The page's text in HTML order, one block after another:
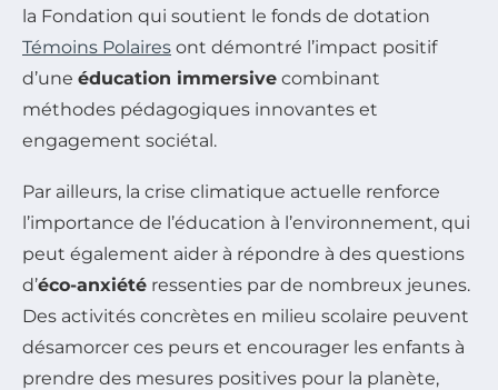
la Fondation qui soutient le fonds de dotation
Témoins Polaires ont démontré l’impact positif
d’une éducation immersive combinant
méthodes pédagogiques innovantes et
engagement sociétal.
Par ailleurs, la crise climatique actuelle renforce
l’importance de l’éducation à l’environnement, qui
peut également aider à répondre à des questions
d’éco-anxiété ressenties par de nombreux jeunes.
Des activités concrètes en milieu scolaire peuvent
désamorcer ces peurs et encourager les enfants à
prendre des mesures positives pour la planète,